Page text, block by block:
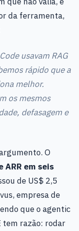
da ferramenta,
usavam RAG
rápido que a
melhor.
os mesmos
defasagem e
O
ARR em seis
de US$ 2,5
empresa de
que o agentic
tem razão: rodar